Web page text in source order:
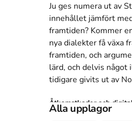
Ju ges numera ut av
innehållet jämfört
framtiden? Kommer
nya dialekter få växa
framtiden, och
lärd, och delvis något
tidigare givits ut av
Åtkomstkoder och
Alla upplagor